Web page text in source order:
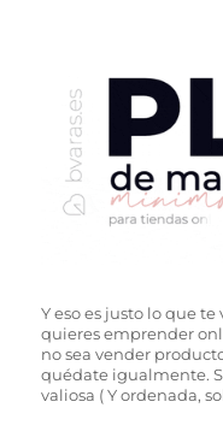
Y eso es justo lo que
quieres emprender
no sea vender
quédate igualmente.
valiosa ( Y ordenada,